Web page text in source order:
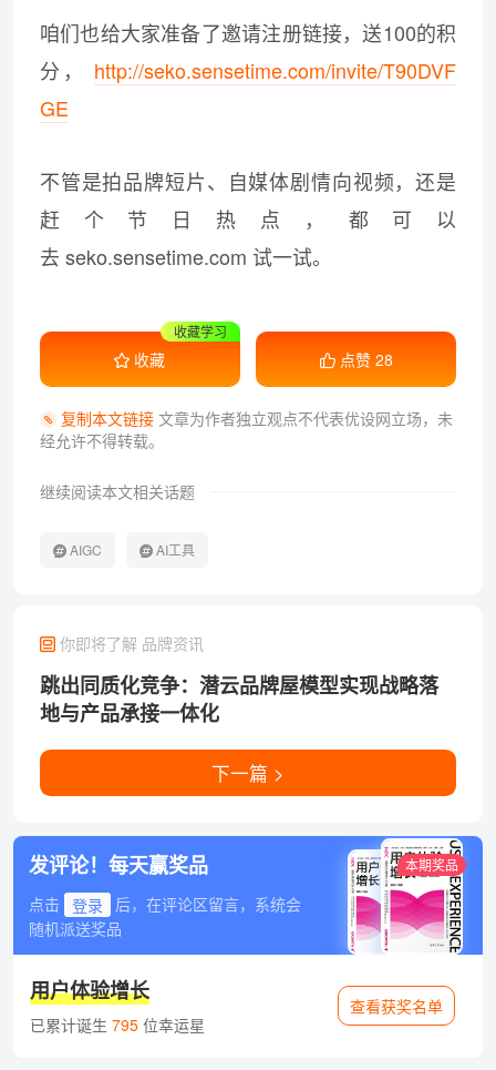
咱们也给大家准备了邀请注册链接，送100的积
分， http://seko.sensetime.com/invite/T90DVF
GE
不管是拍品牌短片、自媒体剧情向视频，还是
赶个节日热点，都可以
去 seko.sensetime.com 试一试。
收藏
收藏学习
点赞 28
复制本文链接文章为作者独立观点不代表优设网立场， 未
经允许不得转载。
继续阅读本文相关话题
AIGC AI工具
你即将了解 品牌资讯
跳出同质化竞争：潜云品牌屋模型实现战略落
地与产品承接一体化
下一篇 >
发评论！每天赢奖品
点击 登录
后，在评论区留言，系统会
随机派送奖品
本期奖品
用户体验增长
已累计诞生 795位幸运星
查看获奖名单